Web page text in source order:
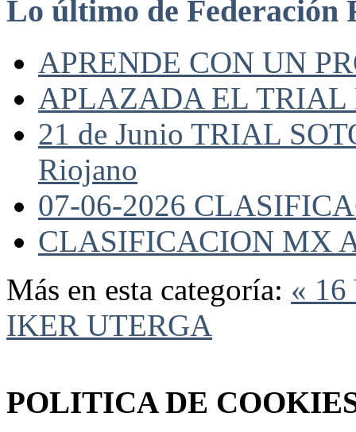
Lo último de Federación
APRENDE CON UN
APLAZADA EL TRIAL
21 de Junio TRIAL
Riojano
07-06-2026
CLASIFICACION MX
Más en esta categoría: «
IKER UTERGA
POLITICA DE